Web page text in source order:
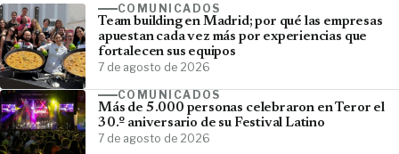
COMUNICADOS
Team building en Madrid; por qué las empresas
apuestan cada vez más por experiencias que
fortalecen sus equipos
7 de agosto de 2026
COMUNICADOS
Más de 5.000 personas celebraron en Teror el
30.º aniversario de su Festival Latino
7 de agosto de 2026